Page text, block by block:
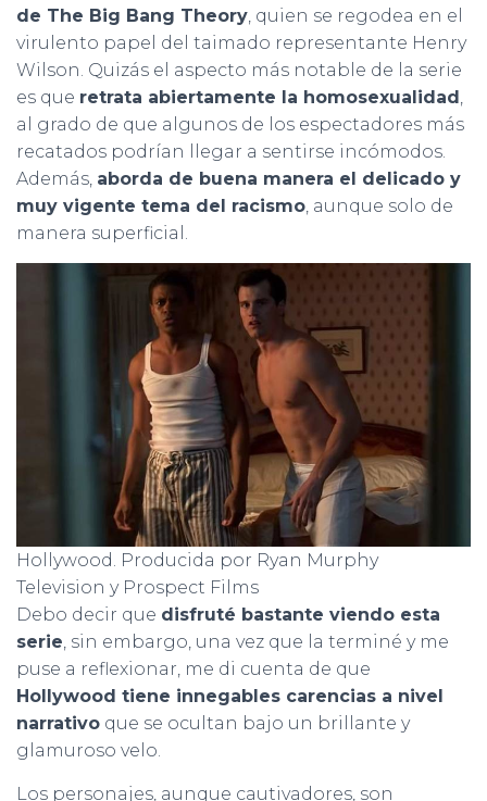
de The Big Bang Theory, quien se regodea en el
virulento papel del taimado representante Henry
Wilson. Quizás el aspecto más notable de la serie
es que retrata abiertamente la homosexualidad ,
al grado de que algunos de los espectadores más
recatados podrían llegar a sentirse incómodos.
Además, aborda de buena manera el delicado y
muy vigente tema del racismo, aunque solo de
manera superficial.
Hollywood. Producida por Ryan Murphy
Television y Prospect Films
Debo decir que disfruté bastante viendo esta
serie, sin embargo, una vez que la terminé y me
puse a reflexionar, me di cuenta de que
Hollywood tiene innegables carencias a nivel
narrativo que se ocultan bajo un brillante y
glamuroso velo.
Los personajes, aunque cautivadores, son